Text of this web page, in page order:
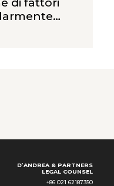
Inland
D’ANDREA & PARTNERS
LEGAL COUNSEL
+86 021 62187350